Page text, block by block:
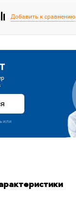
Добавить к сравнению
или